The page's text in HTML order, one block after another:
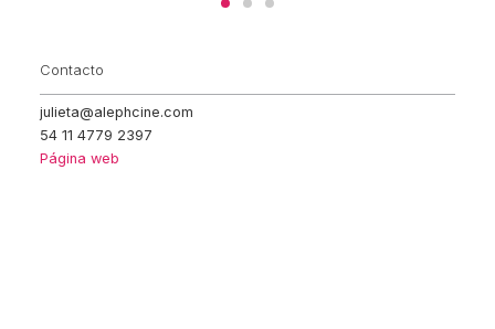
Contacto
julieta@alephcine.com
54 11 4779 2397
Página web